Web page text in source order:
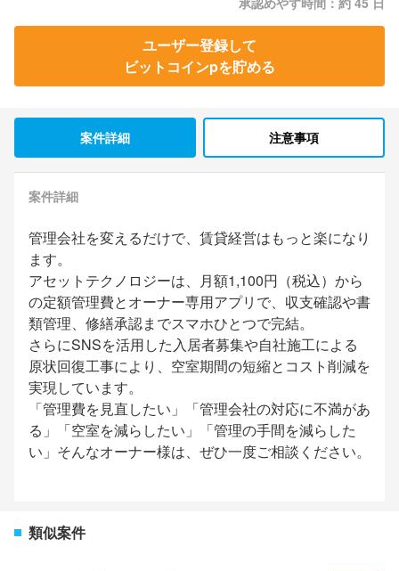
ユーザー登録して
ビットコインpを貯める
案件詳細 注意事項
案件詳細
管理会社を変えるだけで、賃貸経営はもっと楽になり
ます。
アセットテクノロジーは、月額1,100円（税込）から
の定額管理費とオーナー専用アプリで、収支確認や書
類管理、修繕承認までスマホひとつで完結。
さらにSNSを活用した入居者募集や自社施工による
原状回復工事により、空室期間の短縮とコスト削減を
実現しています。
「管理費を見直したい」「管理会社の対応に不満があ
る」「空室を減らしたい」「管理の手間を減らした
い」そんなオーナー様は、ぜひ一度ご相談ください。
類似案件